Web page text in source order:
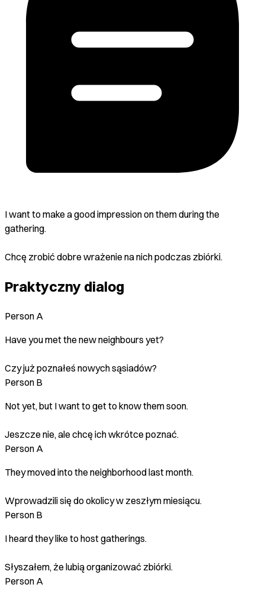
I want to make a good impression on them during the
gathering.
Chcę zrobić dobre wrażenie na nich podczas zbiórki.
Praktyczny dialog
Person A
Have you met the new neighbours yet?
Czy już poznałeś nowych sąsiadów?
Person B
Not yet, but I want to get to know them soon.
Jeszcze nie, ale chcę ich wkrótce poznać.
Person A
They moved into the neighborhood last month.
Wprowadzili się do okolicy w zeszłym miesiącu.
Person B
I heard they like to host gatherings.
Słyszałem, że lubią organizować zbiórki.
Person A